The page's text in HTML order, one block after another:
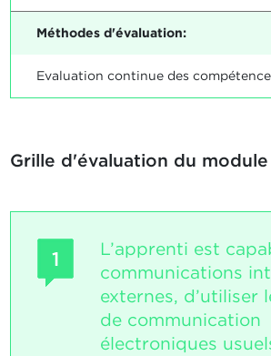
Méthodes d'évaluation:
Evaluation continue des
Grille d'évaluation du
1
L’apprenti est
communications
externes, d’utiliser
de communication
électroniques